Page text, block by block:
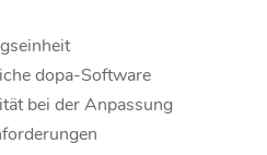
dopa-Software
bei der Anpassung